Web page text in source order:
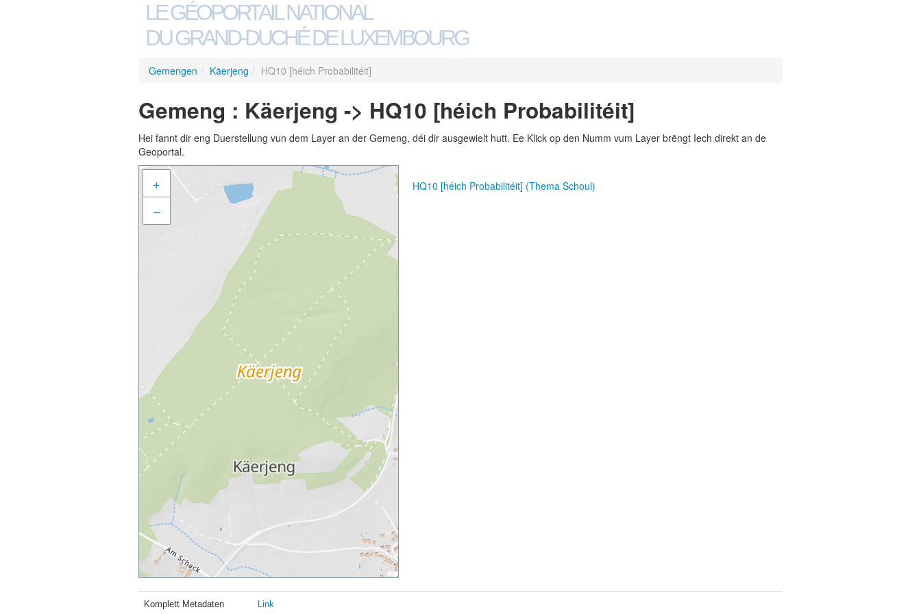
LE GÉOPORTAIL NATIONAL
DU GRAND-DUCHÉ DE LUXEMBOURG
Gemengen / Käerjeng / HQ10 [héich Probabilitéit]
Gemeng : Käerjeng -> HQ10 [héich Probabilitéit]
Hei fannt dir eng Duerstellung vun dem Layer an der Gemeng, déi dir ausgewielt hutt. Ee Klick op den Numm vum Layer brëngt Iech direkt an de
Geoportal.
+
–
HQ10 [héich Probabilitéit] (Thema Schoul)
Komplett Metadaten Link